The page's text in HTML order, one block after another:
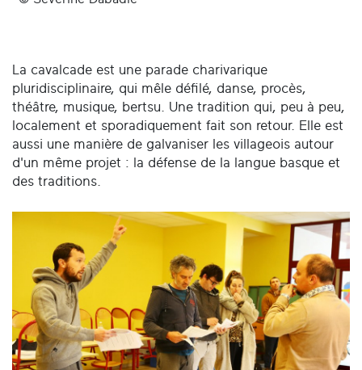
La cavalcade est une parade charivarique
pluridisciplinaire, qui mêle défilé, danse, procès,
théâtre, musique, bertsu. Une tradition qui, peu à peu,
localement et sporadiquement fait son retour. Elle est
aussi une manière de galvaniser les villageois autour
d'un même projet : la défense de la langue basque et
des traditions.